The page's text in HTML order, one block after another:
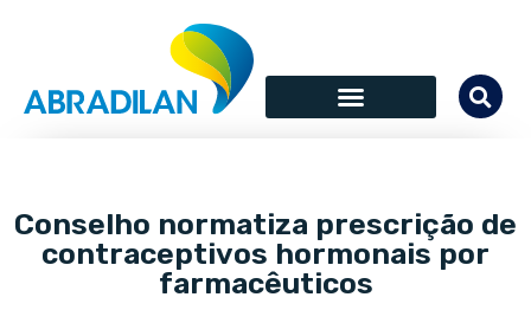
Conselho normatiza prescrição de
contraceptivos hormonais por
farmacêuticos